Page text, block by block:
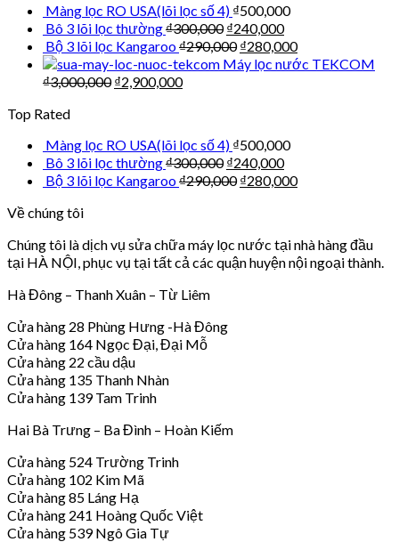
Màng lọc RO USA(lõi lọc số 4) ₫500,000
Bô 3 lõi lọc thường₫300,000 ₫240,000
Bộ 3 lõi lọc Kangaroo₫290,000 ₫280,000
Máy lọc nước TEKCOM
₫3,000,000 ₫2,900,000
Top Rated
Màng lọc RO USA(lõi lọc số 4) ₫500,000
Bô 3 lõi lọc thường₫300,000 ₫240,000
Bộ 3 lõi lọc Kangaroo₫290,000 ₫280,000
Về chúng tôi
Chúng tôi là dịch vụ sửa chữa máy lọc nước tại nhà hàng đầu
tại HÀ NỘI, phục vụ tại tất cả các quận huyện nội ngoại thành.
Hà Đông – Thanh Xuân – Từ Liêm
Cửa hàng 28 Phùng Hưng -Hà Đông
Cửa hàng 164 Ngọc Đại, Đại Mỗ
Cửa hàng 22 cầu dậu
Cửa hàng 135 Thanh Nhàn
Cửa hàng 139 Tam Trinh
Hai Bà Trưng – Ba Đình – Hoàn Kiếm
Cửa hàng 524 Trường Trinh
Cửa hàng 102 Kim Mã
Cửa hàng 85 Láng Hạ
Cửa hàng 241 Hoàng Quốc Việt
Cửa hàng 539 Ngô Gia Tự